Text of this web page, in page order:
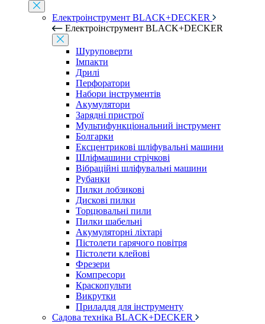
Електроінструмент BLACK+DECKER
Електроінструмент BLACK+DECKER
Шуруповерти
Імпакти
Дрилі
Перфоратори
Набори інструментів
Акумулятори
Зарядні пристрої
Мультифункціональний інструмент
Болгарки
Ексцентрикові шліфувальні машини
Шліфмашини стрічкові
Вібраційні шліфувальні машини
Рубанки
Пилки лобзикові
Дискові пилки
Торцювальні пили
Пилки шабельні
Акумуляторні ліхтарі
Пістолети гарячого повітря
Пістолети клейові
Фрезери
Компресори
Краскопульти
Викрутки
Приладдя для інструменту
Садова техніка BLACK+DECKER